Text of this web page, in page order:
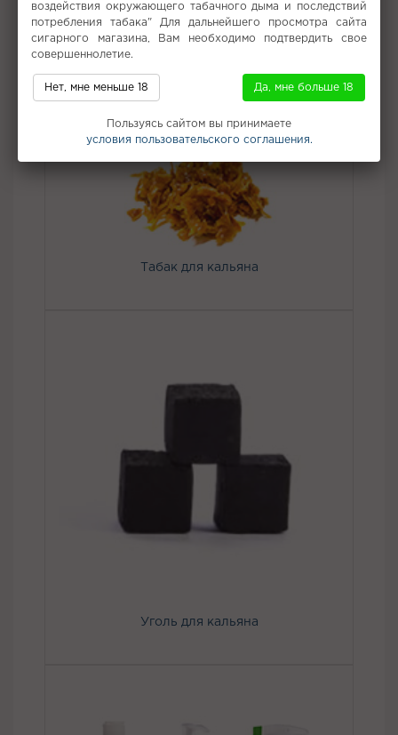
Вкус: Лимон, Лайм
Все вкусы табака для кальяна Endorphin
Не забудьте купить
Табак для кальяна
Уголь для кальяна
воздействия окружающего табачного дыма и последствий
потребления табака" Для дальнейшего просмотра сайта
сигарного магазина, Вам необходимо подтвердить свое
совершеннолетие.
Нет, мне меньше 18 Да, мне больше 18
Пользуясь сайтом вы принимаете
условия пользовательского соглашения.